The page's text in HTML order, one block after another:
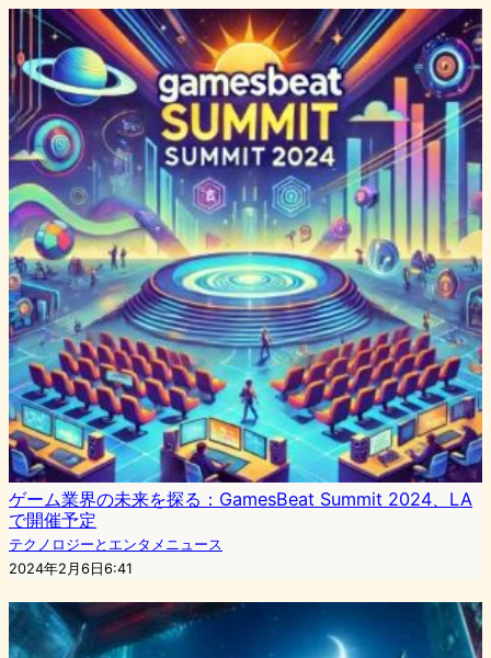
ゲーム業界の未来を探る：GamesBeat Summit 2024、LA
で開催予定
テクノロジーとエンタメニュース
2024年2月6日6:41